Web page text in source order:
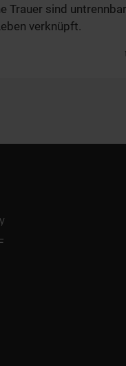
Trauer sind
verknüpft.